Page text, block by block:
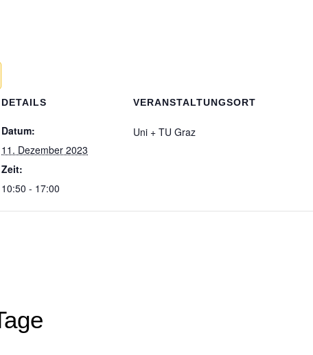
DETAILS
Datum:
11. Dezember 2023
Zeit:
10:50 - 17:00
VERANSTALTUNGSORT
Uni + TU Graz